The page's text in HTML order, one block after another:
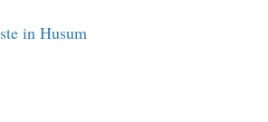
in Husum